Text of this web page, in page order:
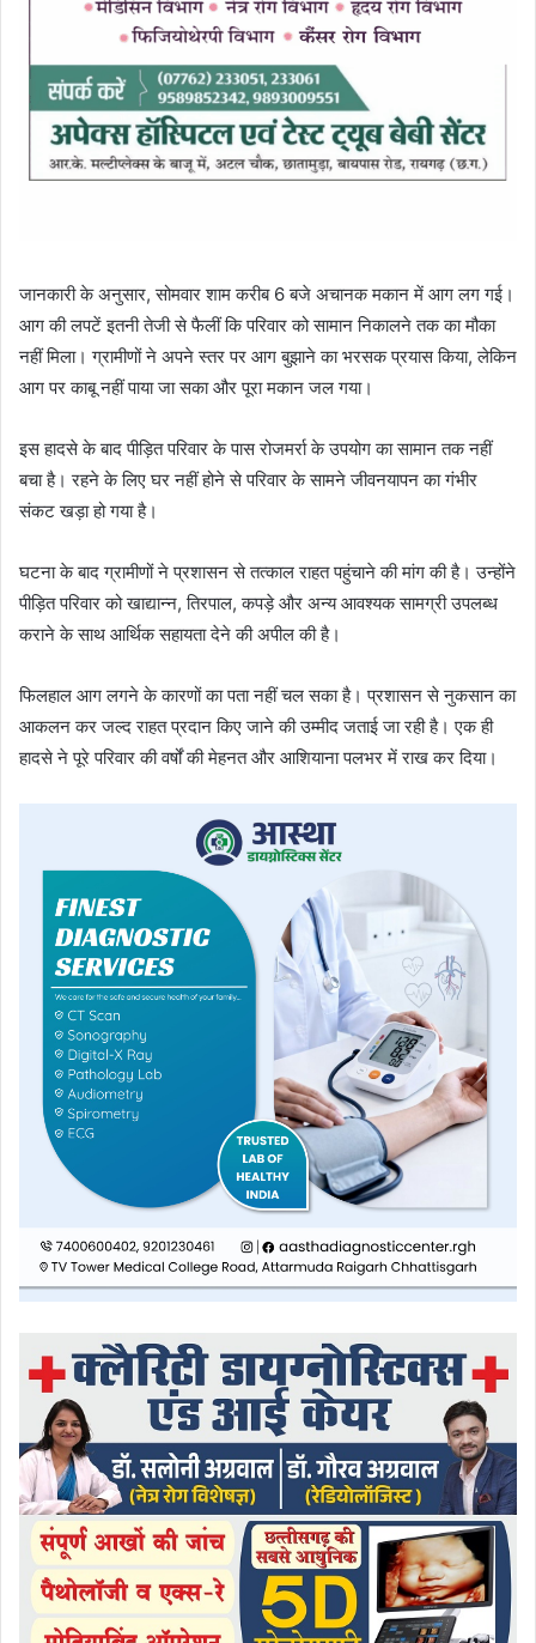
जानकारी के अनुसार, सोमवार शाम करीब 6 बजे अचानक मकान में आग लग गई।
आग की लपटें इतनी तेजी से फैलीं कि परिवार को सामान निकालने तक का मौका
नहीं मिला। ग्रामीणों ने अपने स्तर पर आग बुझाने का भरसक प्रयास किया, लेकिन
आग पर काबू नहीं पाया जा सका और पूरा मकान जल गया।
इस हादसे के बाद पीड़ित परिवार के पास रोजमर्रा के उपयोग का सामान तक नहीं
बचा है। रहने के लिए घर नहीं होने से परिवार के सामने जीवनयापन का गंभीर
संकट खड़ा हो गया है।
घटना के बाद ग्रामीणों ने प्रशासन से तत्काल राहत पहुंचाने की मांग की है। उन्होंने
पीड़ित परिवार को खाद्यान्न, तिरपाल, कपड़े और अन्य आवश्यक सामग्री उपलब्ध
कराने के साथ आर्थिक सहायता देने की अपील की है।
फिलहाल आग लगने के कारणों का पता नहीं चल सका है। प्रशासन से नुकसान का
आकलन कर जल्द राहत प्रदान किए जाने की उम्मीद जताई जा रही है। एक ही
हादसे ने पूरे परिवार की वर्षों की मेहनत और आशियाना पलभर में राख कर दिया।